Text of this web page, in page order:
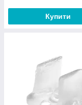
Купити